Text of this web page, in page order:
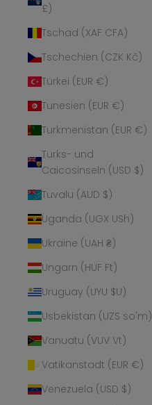
£)
Tschad (XAF CFA)
Tschechien (CZK Kč)
Türkei (EUR €)
Tunesien (EUR €)
Turkmenistan (EUR €)
Turks- und
Caicosinseln (USD $)
Tuvalu (AUD $)
Uganda (UGX USh)
Ukraine (UAH ₴)
Ungarn (HUF Ft)
Uruguay (UYU $U)
Usbekistan (UZS so'm)
Vanuatu (VUV Vt)
Vatikanstadt (EUR €)
Venezuela (USD $)